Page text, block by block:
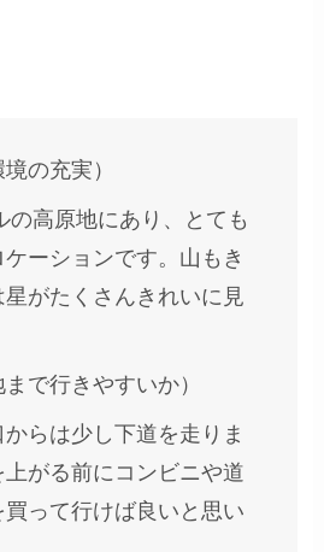
の充実）
の高原地にあり、とても
ーションです。山もき
がたくさんきれいに見
で行きやすいか）
らは少し下道を走りま
がる前にコンビニや道
って行けば良いと思い